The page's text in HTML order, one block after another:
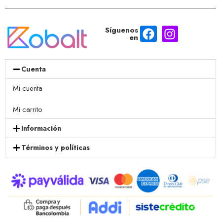
Síguenos
en
Cuenta
Mi cuenta
Mi carrito
Información
Términos y políticas